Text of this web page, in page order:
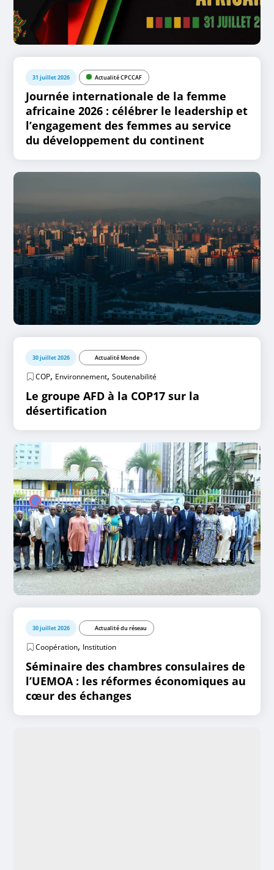
31 juillet 2026 Actualité CPCCAF
Journée internationale de la femme
africaine 2026 : célébrer le leadership et
l’engagement des femmes au service
du développement du continent
30 juillet 2026 Actualité Monde
COP, Environnement,Soutenabilité
Le groupe AFD à la COP17 sur la
désertification
30 juillet 2026 Actualité du réseau
Coopération, Institution
Séminaire des chambres consulaires de
l’UEMOA : les réformes économiques au
cœur des échanges